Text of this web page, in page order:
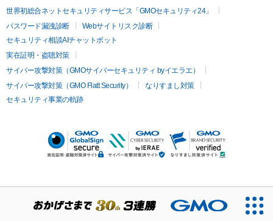
世界初総合ネットセキュリティサービス「GMOセキュリティ24」
パスワード漏洩診断
Webサイトリスク診断
セキュリティ相談AIチャットボット
実在証明・盗聴対策
サイバー攻撃対策（GMOサイバーセキュリティ byイエラエ）
サイバー攻撃対策（GMO Flatt Security）
なりすまし対策
セキュリティ事業の軌跡